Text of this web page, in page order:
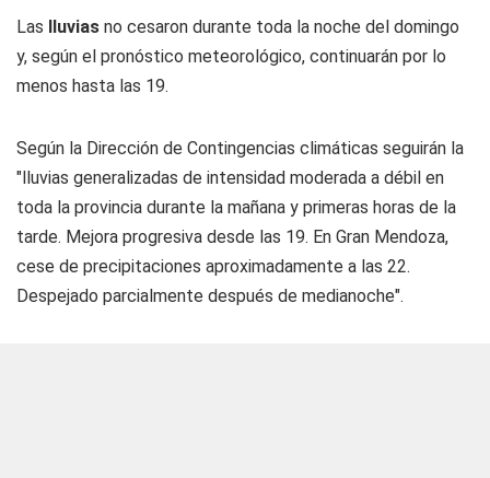
Las lluvias no cesaron durante toda la noche del domingo
y, según el pronóstico meteorológico, continuarán por lo
menos hasta las 19.
Según la Dirección de Contingencias climáticas seguirán la
"lluvias generalizadas de intensidad moderada a débil en
toda la provincia durante la mañana y primeras horas de la
tarde. Mejora progresiva desde las 19. En Gran Mendoza,
cese de precipitaciones aproximadamente a las 22.
Despejado parcialmente después de medianoche".